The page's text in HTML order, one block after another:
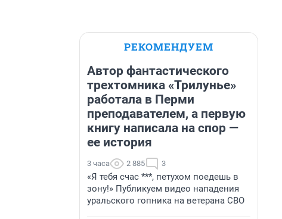
РЕКОМЕНДУЕМ
Автор фантастического
трехтомника «Трилунье»
работала в Перми
преподавателем, а первую
книгу написала на спор —
ее история
3 часа 2 885 3
«Я тебя счас ***, петухом поедешь в
зону!» Публикуем видео нападения
уральского гопника на ветерана СВО